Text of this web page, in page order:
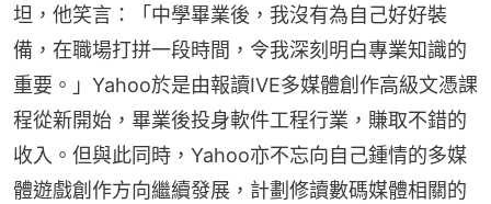
坦，他笑言：「中學畢業後，我沒有為自己好好裝
備，在職場打拼一段時間，令我深刻明白專業知識的
重要。」Yahoo於是由報讀IVE多媒體創作高級文憑課
程從新開始，畢業後投身軟件工程行業，賺取不錯的
收入。但與此同時，Yahoo亦不忘向自己鍾情的多媒
體遊戲創作方向繼續發展，計劃修讀數碼媒體相關的